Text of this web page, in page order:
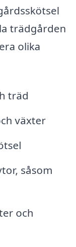
trädgården
olika
träd
växter
såsom
och